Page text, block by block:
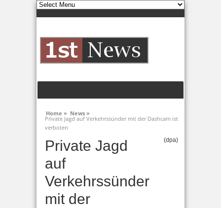
Home » News »
Private Jagd auf Verkehrssünder mit der Dashcam ist
verboten
Private Jagd
auf
Verkehrssünder
mit der
(dpa)